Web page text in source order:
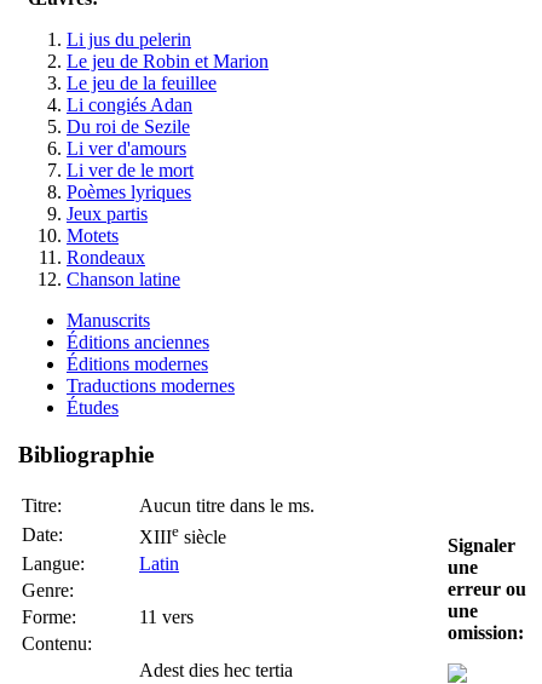
Li jus du pelerin
Le jeu de Robin et Marion
Le jeu de la feuillee
Li congiés Adan
Du roi de Sezile
Li ver d'amours
Li ver de le mort
Poèmes lyriques
Jeux partis
Motets
Rondeaux
Chanson latine
Manuscrits
Éditions anciennes
Éditions modernes
Traductions modernes
Études
Bibliographie
Titre:
Aucun titre dans le ms.
Date:
XIIIe siècle
Langue:
Latin
Genre:
Forme:
11 vers
Contenu:
Adest dies hec tertia
Signaler
une
erreur ou
une
omission: